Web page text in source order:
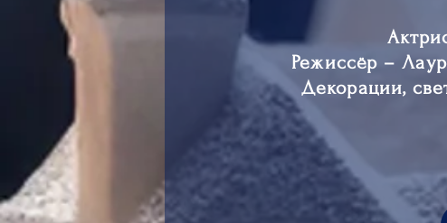
Режиссёр –
Декорации,